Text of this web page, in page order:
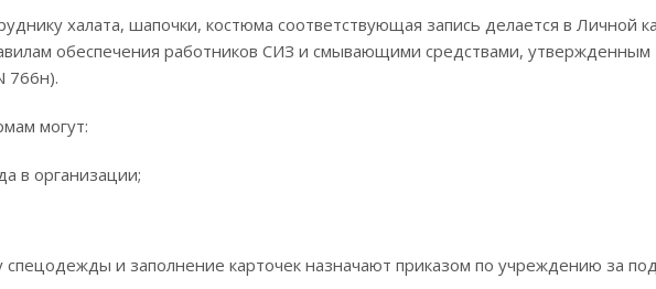
халата, шапочки, костюма соответствующая запись делается в Личной
обеспечения работников СИЗ и смывающими средствами, утвержденным
766н).
могут:
в организации;
спецодежды и заполнение карточек назначают приказом по учреждению за